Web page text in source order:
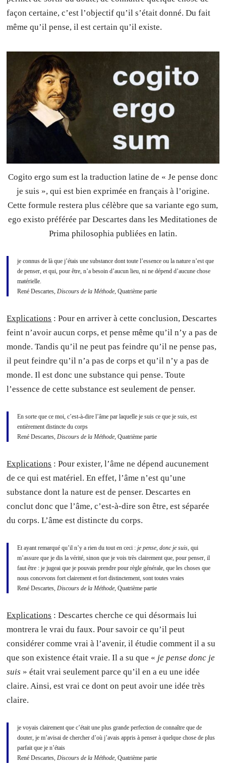
façon certaine, c’est l’objectif qu’il s’était donné. Du fait
même qu’il pense, il est certain qu’il existe.
Cogito ergo sum est la traduction latine de « Je pense donc
je suis », qui est bien exprimée en français à l’origine.
Cette formule restera plus célèbre que sa variante ego sum,
ego existo préférée par Descartes dans les Meditationes de
Prima philosophia publiées en latin.
je connus de là que j’étais une substance dont toute l’essence ou la nature n’est que
de penser, et qui, pour être, n’a besoin d’aucun lieu, ni ne dépend d’aucune chose
matérielle.
René Descartes,Discours de la Méthode, Quatrième partie
Explications : Pour en arriver à cette conclusion, Descartes
feint n’avoir aucun corps, et pense même qu’il n’y a pas de
monde. Tandis qu’il ne peut pas feindre qu’il ne pense pas,
il peut feindre qu’il n’a pas de corps et qu’il n’y a pas de
monde. Il est donc une substance qui pense. Toute
l’essence de cette substance est seulement de penser.
En sorte que ce moi, c’est-à-dire l’âme par laquelle je suis ce que je suis, est
entièrement distincte du corps
René Descartes,Discours de la Méthode, Quatrième partie
Explications : Pour exister, l’âme ne dépend aucunement
de ce qui est matériel. En effet, l’âme n’est qu’une
substance dont la nature est de penser. Descartes en
conclut donc que l’âme, c’est-à-dire son être, est séparée
du corps. L’âme est distincte du corps.
Et ayant remarqué qu’il n’y a rien du tout en ceci :je pense, donc je suis, qui
m’assure que je dis la vérité, sinon que je vois très clairement que, pour penser, il
faut être : je jugeai que je pouvais prendre pour règle générale, que les choses que
nous concevons fort clairement et fort distinctement, sont toutes vraies
René Descartes,Discours de la Méthode, Quatrième partie
Explications : Descartes cherche ce qui désormais lui
montrera le vrai du faux. Pour savoir ce qu’il peut
considérer comme vrai à l’avenir, il étudie comment il a su
que son existence était vraie. Il a su que « je pense donc je
suis » était vrai seulement parce qu’il en a eu une idée
claire. Ainsi, est vrai ce dont on peut avoir une idée très
claire.
je voyais clairement que c’était une plus grande perfection de connaître que de
douter, je m’avisai de chercher d’où j’avais appris à penser à quelque chose de plus
parfait que je n’étais
René Descartes,Discours de la Méthode, Quatrième partie